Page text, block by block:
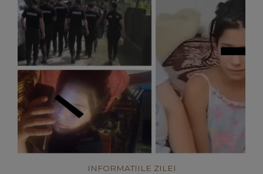
INFORMATIILE ZILEI